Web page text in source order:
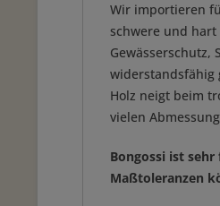
Wir importieren
schwere und
Gewässerschutz,
widerstandsfähig
Holz neigt beim
vielen
Bongossi ist
Maßtoleranzen